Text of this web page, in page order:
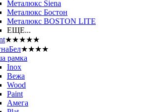
Металюкс Siena
Металюкс Бостон
Металюкс BOSTON LITE
ЕЩЕ...
★★★★★
★★★★
рамка
Inox
Вежа
Wood
Paint
Амега